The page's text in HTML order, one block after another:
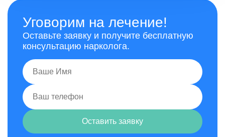
Уговорим на лечение!
Оставьте заявку и получите бесплатную
консультацию нарколога.
Оставить заявку